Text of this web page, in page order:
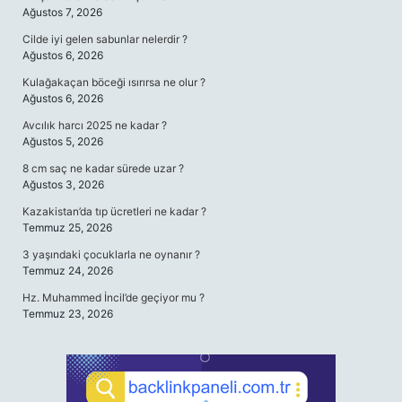
Ağustos 7, 2026
Cilde iyi gelen sabunlar nelerdir ?
Ağustos 6, 2026
Kulağakaçan böceği ısırırsa ne olur ?
Ağustos 6, 2026
Avcılık harcı 2025 ne kadar ?
Ağustos 5, 2026
8 cm saç ne kadar sürede uzar ?
Ağustos 3, 2026
Kazakistan’da tıp ücretleri ne kadar ?
Temmuz 25, 2026
3 yaşındaki çocuklarla ne oynanır ?
Temmuz 24, 2026
Hz. Muhammed İncil’de geçiyor mu ?
Temmuz 23, 2026